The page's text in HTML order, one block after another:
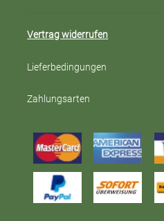
Vertrag widerrufen
Lieferbedingungen
Zahlungsarten